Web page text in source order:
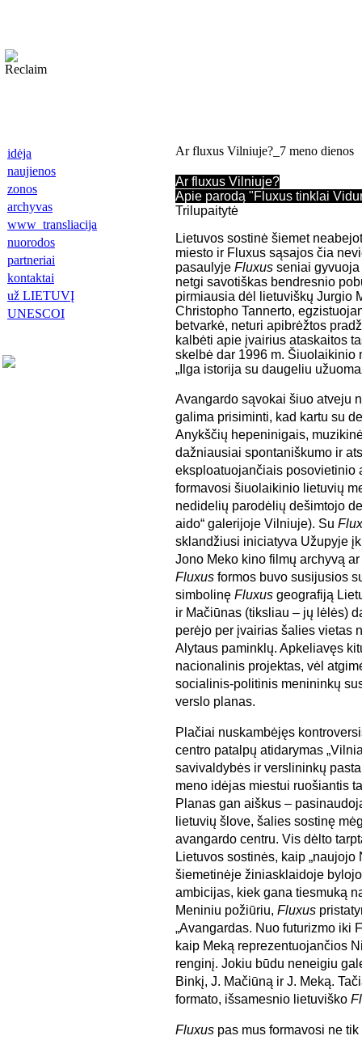
idėja
naujienos
zonos
archyvas
www_transliacija
nuorodos
partneriai
kontaktai
už LIETUVĮ
UNESCOI
Ar fluxus Vilniuje?_7 meno dienos
Ar fluxus Vilniuje?
Apie parodą "Fluxus tinklai
Trilupaitytė
Lietuvos sostinė šiemet
miesto ir Fluxus sąsajos čia
pasaulyje Fluxus seniai
netgi savotiškas bendresnio
pirmiausia dėl lietuviškų Jurgio
Christopho Tannerto,
betvarkė, neturi apibrėžtos
kalbėti apie įvairius ataskaitos
skelbė dar 1996 m. Šiuolaikinio
„Ilga istorija su daugeliu
Avangardo sąvokai šiuo atveju
galima prisiminti, kad kartu su
Anykščių hepeninigais,
dažniausiai spontaniškumo ir
eksploatuojančiais posovietinio
formavosi šiuolaikinio lietuvių
nedidelių parodėlių dešimtojo
aido“ galerijoje Vilniuje). Su
sklandžiusi iniciatyva Užupyje
Jono Meko kino filmų archyvą
Fluxus formos buvo susijusios
simbolinę Fluxus geografiją
ir Mačiūnas (tiksliau – jų lėlės)
perėjo per įvairias šalies vietas
Alytaus paminklų. Apkeliavęs
nacionalinis projektas, vėl
socialinis-politinis menininkų
verslo planas.
Plačiai nuskambėjęs
centro patalpų atidarymas
savivaldybės ir verslininkų
meno idėjas miestui ruošiantis
Planas gan aiškus –
lietuvių šlove, šalies sostinę
avangardo centru. Vis dėlto
Lietuvos sostinės, kaip
šiemetinėje žiniasklaidoje
ambicijas, kiek gana tiesmuką
Meniniu požiūriu, Fluxus
„Avangardas. Nuo futurizmo iki
kaip Meką reprezentuojančios
renginį. Jokiu būdu neneigiu
Binkį, J. Mačiūną ir J. Meką.
formato, išsamesnio lietuviško
Fluxus pas mus formavosi ne